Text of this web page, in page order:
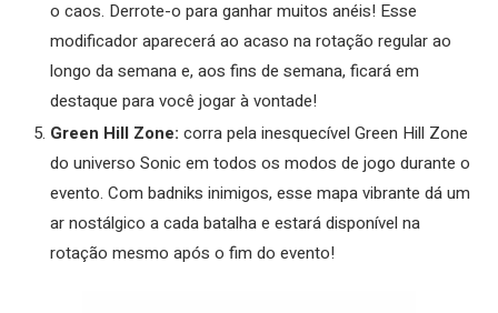
o caos. Derrote-o para ganhar muitos anéis! Esse
modificador aparecerá ao acaso na rotação regular ao
longo da semana e, aos fins de semana, ficará em
destaque para você jogar à vontade!
Green Hill Zone: corra pela inesquecível Green Hill Zone
do universo Sonic em todos os modos de jogo durante o
evento. Com badniks inimigos, esse mapa vibrante dá um
ar nostálgico a cada batalha e estará disponível na
rotação mesmo após o fim do evento!